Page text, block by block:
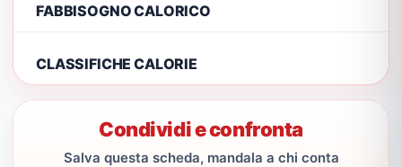
FABBISOGNO CALORICO
CLASSIFICHE CALORIE
Condividi e confronta
Salva questa scheda, mandala a chi conta